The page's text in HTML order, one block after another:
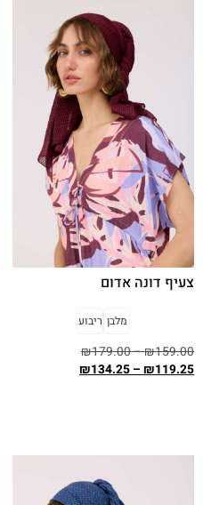
צעיף דונה אדום
מלבן ריבוע
₪159.00
–
₪179.00
₪119.25
–
₪134.25